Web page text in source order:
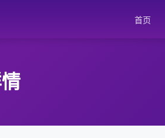
首页